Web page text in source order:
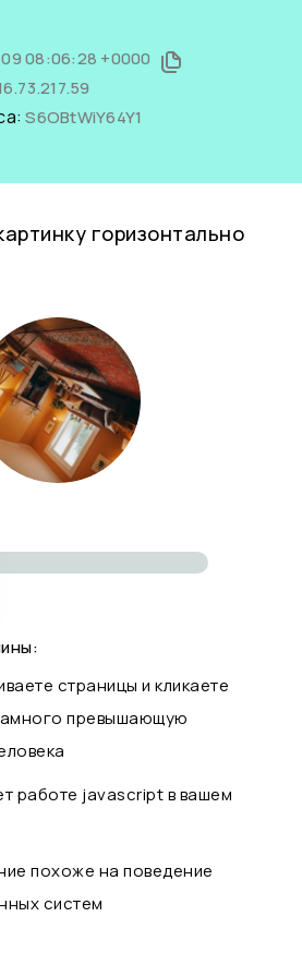
08:06:28 +0000
S6OBtWiY64Y1
горизонтально
страницы и кликаете
превышающую
работе javascript в вашем
похоже на поведение
систем